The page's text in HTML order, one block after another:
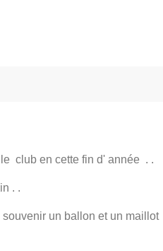
club en cette fin d' année . .
. .
un ballon et un maillot